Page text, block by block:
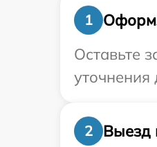
1
Оставьте
уточнения
2
Выезд